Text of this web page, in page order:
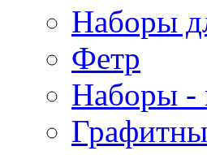
Наборы
Фетр
Наборы -